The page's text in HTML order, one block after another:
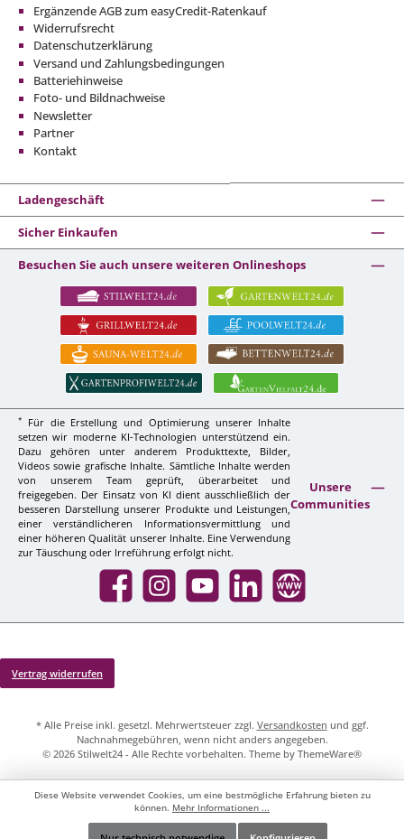
Ergänzende AGB zum easyCredit-Ratenkauf
Widerrufsrecht
Datenschutzerklärung
Versand und Zahlungsbedingungen
Batteriehinweise
Foto- und Bildnachweise
Newsletter
Partner
Kontakt
Ladengeschäft
Sicher Einkaufen
Besuchen Sie auch unsere weiteren Onlineshops
*
Für die Erstellung und Optimierung unserer Inhalte
setzen wir moderne KI-Technologien unterstützend ein.
Dazu gehören unter anderem Produkttexte, Bilder,
Videos sowie grafische Inhalte. Sämtliche Inhalte werden
von unserem Team geprüft, überarbeitet und
freigegeben. Der Einsatz von KI dient ausschließlich der
besseren Darstellung unserer Produkte und Leistungen,
einer verständlicheren Informationsvermittlung und
einer höheren Qualität unserer Inhalte. Eine Verwendung
zur Täuschung oder Irreführung erfolgt nicht.
Unsere
Communities
Facebook InstagramYouTube LinkedIn Website
Vertrag widerrufen
* Alle Preise inkl. gesetzl. Mehrwertsteuer zzgl. Versandkosten und ggf.
Nachnahmegebühren, wenn nicht anders angegeben.
© 2026 Stilwelt24 - Alle Rechte vorbehalten. Theme by ThemeWare®
Diese Website verwendet Cookies, um eine bestmögliche Erfahrung bieten zu
können. Mehr Informationen ...